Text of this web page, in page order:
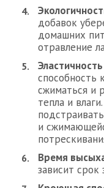
добавок
домашних
отравление
Эластичность
способность
сжиматься и
тепла и
и
Время
зависит